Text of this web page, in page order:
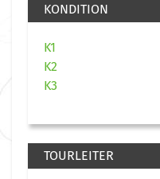
KONDITION
K1
K2
K3
TOURLEITER